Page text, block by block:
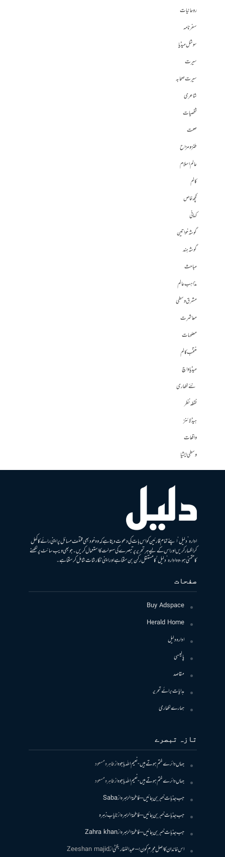
روحانیات
سفرنامہ
سوشل میڈیا
سیرت
سیرت صحابہ
شاعری
شخصیات
صحت
طنز و مزاح
عالم اسلام
کالم
کچھ خاص
کہانی
گوشہ خواتین
گوشہ ہند
مباحث
مذاہب عالم
مشرق وسطی
معاشرت
معلومات
منتخب کالم
میڈیا واچ
نئے لکھاری
نقطہ نظر
ہیڈلائنز
واقعات
وسطی ایشیا
ادارہ ’دلیل‘ اپنے تمام قارئین کو اس بات کی دعوت دیتا ہے کہ وہ خود بھی مختلف مسائل پر اپنی رائے کا کھل
کر اظہار کریں اور اس کے لیے ہر تحریر پر تبصرے کی سہولت کا استعمال کریں۔ جو بھی ویب سائٹ پر لکھنے
کا متمنی ہو، وہ ادارہ ’دلیل‘ کا مستقل رکن بن سکتا ہے اور اپنی نگارشات شامل کرسکتا ہے۔
صفحات
Buy Adspace
Herald Home
ادارہ دلیل
پالیسی
مقاصد
ہدایات برائے تحریر
ہمارے لکھاری
تازہ تبصرے
جہاں دائرے ختم ہوتے ہیں- نعیم اللہ باجوہازطاہرہ مسعود
جہاں دائرے ختم ہوتے ہیں- نعیم اللہ باجوہازطاہرہ مسعود
جب جذبات خبر بن جائیں – فاطمۃالزہرہازSaba
جب جذبات خبر بن جائیں – فاطمۃالزہرہازنایاب زہرہ
جب جذبات خبر بن جائیں – فاطمۃالزہرہازZahra khan
اس خاندان کا اصل مجرم کون! – عبدالغفار بگٹیازZeeshan majid